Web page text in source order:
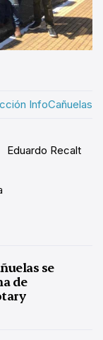
InfoCañuelas
Eduardo Recalt
se
de